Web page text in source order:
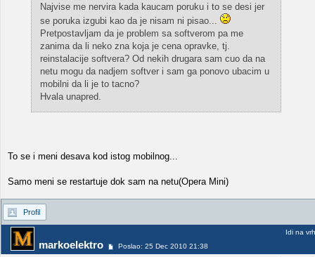
Najvise me nervira kada kaucam poruku i to se desi jer
se poruka izgubi kao da je nisam ni pisao...
Pretpostavljam da je problem sa softverom pa me
zanima da li neko zna koja je cena opravke, tj.
reinstalacije softvera? Od nekih drugara sam cuo da na
netu mogu da nadjem softver i sam ga ponovo ubacim u
mobilni da li je to tacno?
Hvala unapred.
To se i meni desava kod istog mobilnog...
Samo meni se restartuje dok sam na netu(Opera Mini)
Profil
markoelektro Poslao: 25 Dec 2010 21:38
Idi na vrh